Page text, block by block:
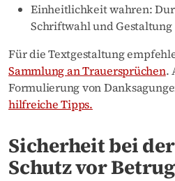
Einheitlichkeit wahren:
Schriftwahl und Gestaltung
Für die Textgestaltung
Sammlung an Trauersprüchen.
Formulierung von
hilfreiche Tipps.
Sicherheit bei
Schutz vor